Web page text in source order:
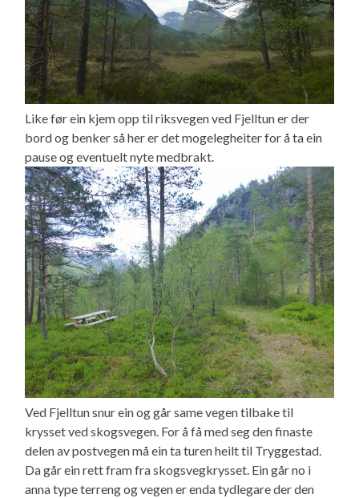
Like før ein kjem opp til riksvegen ved Fjelltun er der
bord og benker så her er det mogelegheiter for å ta ein
pause og eventuelt nyte medbrakt.
Ved Fjelltun snur ein og går same vegen tilbake til
krysset ved skogsvegen. For å få med seg den finaste
delen av postvegen må ein ta turen heilt til Tryggestad.
Da går ein rett fram fra skogsvegkrysset. Ein går no i
anna type terreng og vegen er enda tydlegare der den